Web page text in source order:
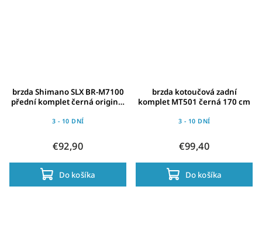
brzda Shimano SLX BR-M7100
přední komplet černá original
3 - 10 DNÍ
€92,90
Do košíka
brzda kotoučová zadní
komplet MT501 černá 170 cm
3 - 10 DNÍ
€99,40
Do košíka